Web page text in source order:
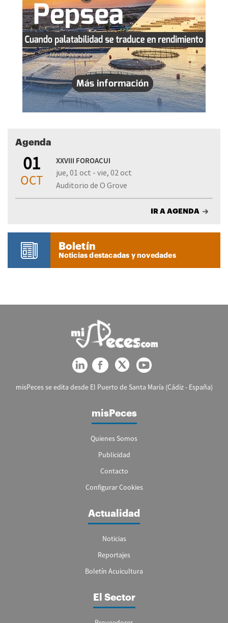
Agenda
01
OCT
XXVIII FOROACUI
jue, 01 oct - vie, 02 oct
Auditorio de O Grove
IR A AGENDA
Boletín
Noticias destacadas y novedades
misPeces se edita desde El Puerto de Santa María (Cádiz - España)
misPeces
Quienes Somos
Publicidad
Contacto
Configurar Cookies
Actualidad
Noticias
Reportajes
Boletín Acuicultura
El Sector